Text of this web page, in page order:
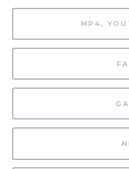
MP4,